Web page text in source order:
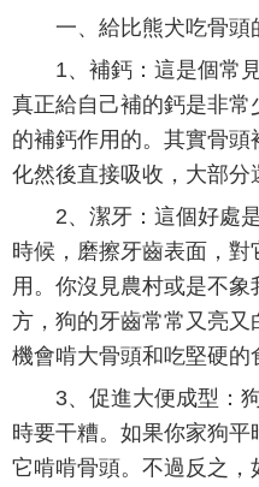
一、給比熊犬吃骨頭
1、補鈣：這是個常
真正給自己補的鈣是非常
的補鈣作用的。其實骨
化然後直接吸收，大部分
2、潔牙：這個好處
時候，磨擦牙齒表面，
用。你沒見農村或是不
方，狗的牙齒常常又亮
機會啃大骨頭和吃堅硬的
3、促進大便成型：
時要干糟。如果你家狗
它啃啃骨頭。不過反之